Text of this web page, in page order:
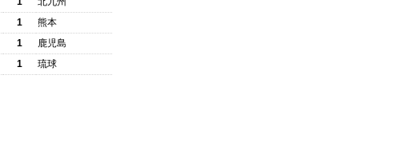
1
熊本
1
鹿児島
1 琉球